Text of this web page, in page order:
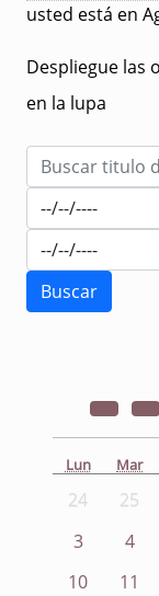
usted está en
Despliegue las
en la lupa
Lun Mar
24 25
3
4
10
11